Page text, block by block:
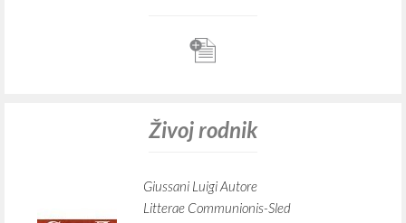
Živoj rodnik
Giussani Luigi Autore
Litterae Communionis-Sled